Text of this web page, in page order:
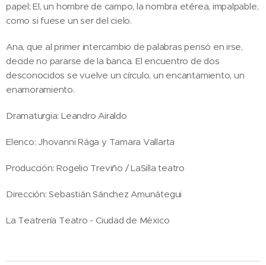
papel; El, un hombre de campo, la nombra etérea, impalpable,
como si fuese un ser del cielo.
Ana, que al primer intercambio de palabras pensó en irse,
decide no pararse de la banca. El encuentro de dos
desconocidos se vuelve un círculo, un encantamiento, un
enamoramiento.
Dramaturgia: Leandro Airaldo
Elenco: Jhovanni Rága y Tamara Vallarta
Producción: Rogelio Treviño / LaSilla teatro
Dirección: Sebastián Sánchez Amunátegui
La Teatrería Teatro - Ciudad de México